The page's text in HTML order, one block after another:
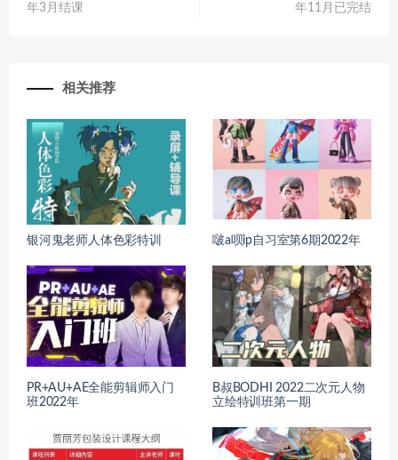
年3月结课
年11月已完结
相关推荐
银河鬼老师人体色彩特训 啵a呗ip自习室第6期2022年
PR+AU+AE全能剪辑师入门
班2022年
B叔BODHI 2022二次元人物
立绘特训班第一期